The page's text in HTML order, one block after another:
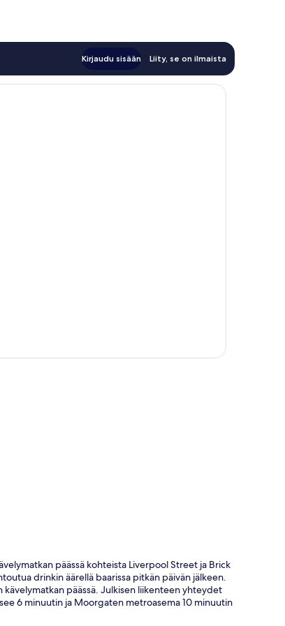
Kirjaudu sisään Liity, se on ilmaista
päässä kohteista Liverpool Street ja Brick
drinkin äärellä baarissa pitkän päivän jälkeen.
kävelymatkan päässä. Julkisen liikenteen yhteydet
6 minuutin ja Moorgaten metroasema 10 minuutin